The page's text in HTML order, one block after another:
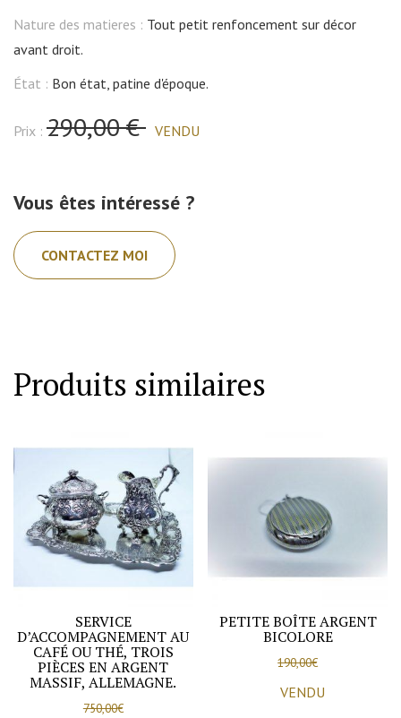
Nature des matieres : Tout petit renfoncement sur décor
avant droit.
État : Bon état, patine d'époque.
Prix : 290,00 € VENDU
Vous êtes intéressé ?
CONTACTEZ MOI
Produits similaires
SERVICE
D’ACCOMPAGNEMENT AU
CAFÉ OU THÉ, TROIS
PIÈCES EN ARGENT
MASSIF, ALLEMAGNE.
750,00€
PETITE BOÎTE ARGENT
BICOLORE
190,00€
VENDU